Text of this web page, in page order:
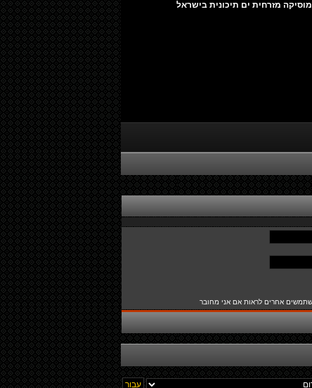
מזרחית ים תיכונית בישראל
אחרים לראות אם אני מחובר